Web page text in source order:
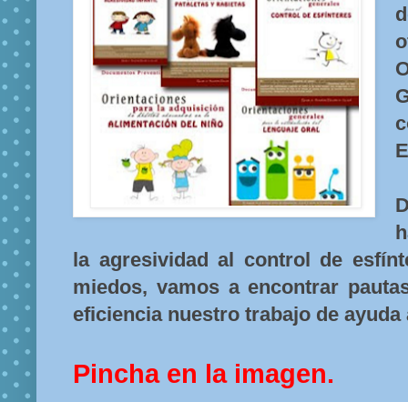
la agresividad al control de
miedos, vamos a encontrar
eficiencia nuestro trabajo de
Pincha en la imagen.